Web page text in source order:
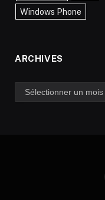
Windows Phone
ARCHIVES
Archives